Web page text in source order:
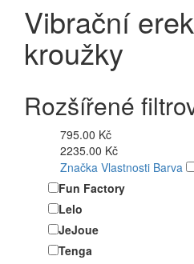
Vibrační
kroužky
Rozšířené
795.00 Kč
2235.00 Kč
Značka Vlastnosti Barva
Fun Factory
Lelo
JeJoue
Tenga